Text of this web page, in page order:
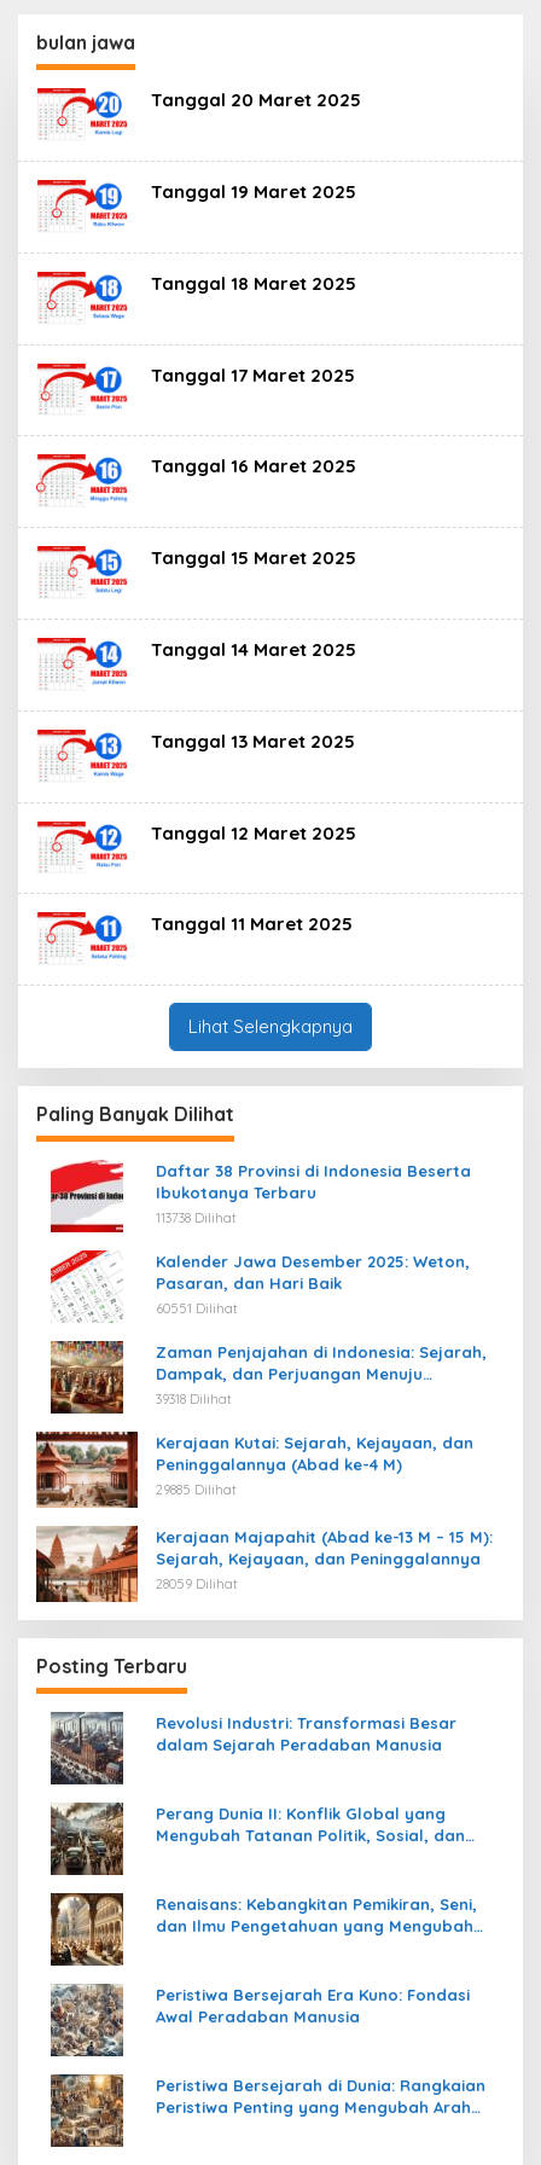
yang Mengubah
Peradaban Dunia
bulan jawa
Tanggal 20 Maret 2025
Tanggal 19 Maret 2025
Tanggal 18 Maret 2025
Tanggal 17 Maret 2025
Tanggal 16 Maret 2025
Tanggal 15 Maret 2025
Tanggal 14 Maret 2025
Tanggal 13 Maret 2025
Tanggal 12 Maret 2025
Tanggal 11 Maret 2025
Lihat Selengkapnya
Paling Banyak Dilihat
Daftar 38 Provinsi di Indonesia Beserta
Ibukotanya Terbaru
113738 Dilihat
Kalender Jawa Desember 2025: Weton,
Pasaran, dan Hari Baik
60551 Dilihat
Zaman Penjajahan di Indonesia: Sejarah,
Dampak, dan Perjuangan Menuju
Kemerdekaan
39318 Dilihat
Kerajaan Kutai: Sejarah, Kejayaan, dan
Peninggalannya (Abad ke-4 M)
29885 Dilihat
Kerajaan Majapahit (Abad ke-13 M – 15 M):
Sejarah, Kejayaan, dan Peninggalannya
28059 Dilihat
Posting Terbaru
Revolusi Industri: Transformasi Besar
dalam Sejarah Peradaban Manusia
Perang Dunia II: Konflik Global yang
Mengubah Tatanan Politik, Sosial, dan
Renaisans: Kebangkitan Pemikiran, Seni,
dan Ilmu Pengetahuan yang Mengubah
Peristiwa Bersejarah Era Kuno: Fondasi
Awal Peradaban Manusia
Peristiwa Bersejarah di Dunia: Rangkaian
Peristiwa Penting yang Mengubah Arah